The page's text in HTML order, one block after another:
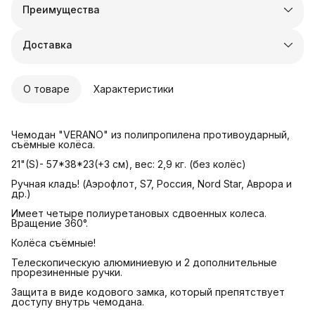
Преимущества
Оплата частями в Сплит
Удобный возврат
Доставка
О товаре Характеристики
Чемодан "VERANO" из полипропилена противоударный,
съёмные колёса.
21"(S)- 57*38*23(+3 см), вес: 2,9 кг. (без колёс)
Ручная кладь! (Аэрофлот, S7, Россия, Nord Star, Аврора и
др.)
Имеет четыре полиуретановых сдвоенных колеса.
Вращение 360°.
Колёса съёмные!
Телескопическую алюминиевую и 2 дополнительные
прорезиненные ручки.
Защита в виде кодового замка, который препятствует
доступу внутрь чемодана.